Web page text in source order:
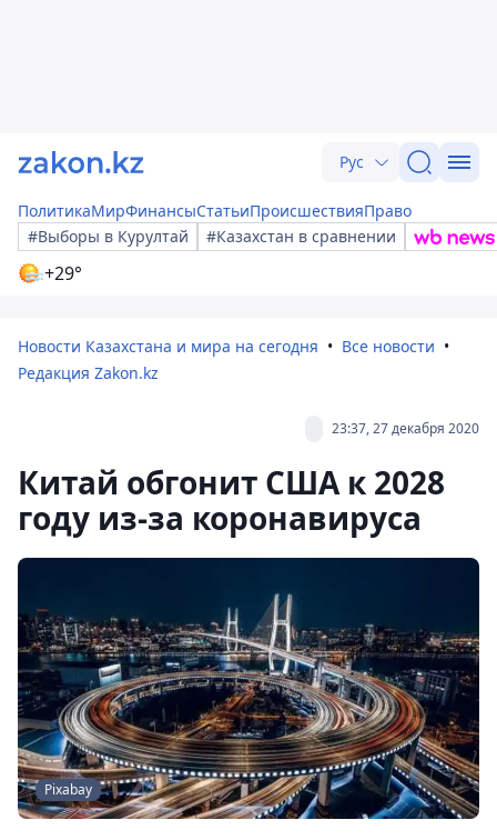
Рус
ПолитикаМирФинансыСтатьиПроисшествияПраво
#Выборы в Курултай
#Казахстан в сравнении
+29°
Новости Казахстана и мира на сегодня
Все новости
Редакция Zakon.kz
23:37, 27 декабря 2020
Китай обгонит США к 2028
году из-за коронавируса
Pixabay